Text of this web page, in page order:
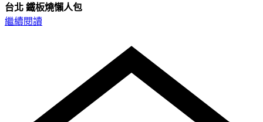
台北 鐵板燒懶人包
繼續閱讀